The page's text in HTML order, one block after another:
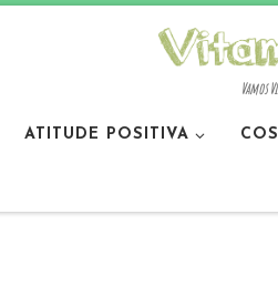
Vamos
ATITUDE POSITIVA